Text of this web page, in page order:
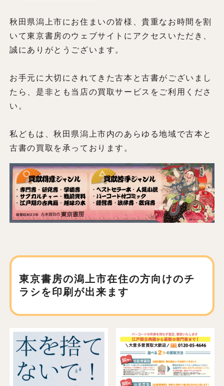
秋田県潟上市にお住まいの皆様、貴重なお時間を割
いて東京書房のウェブサイトにアクセスいただき、
誠にありがとうございます。
お手元に大切にされてきた古本と古書がございまし
たら、是非とも当店の買取サービスをご利用くださ
い。
私どもは、秋田県潟上市内のあらゆる地域で古本と
古書の買取を承っております。
東京書房の潟上市在住の方向けのチ
ラシを印刷が出来ます